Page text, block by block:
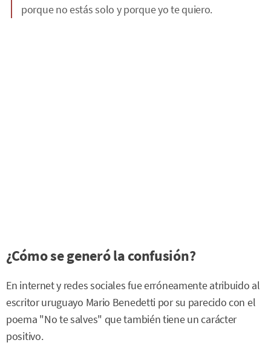
porque no estás solo y porque yo te quiero.
¿Cómo se generó la confusión?
En internet y redes sociales fue erróneamente atribuido al
escritor uruguayo Mario Benedetti por su parecido con el
poema "No te salves" que también tiene un carácter
positivo.